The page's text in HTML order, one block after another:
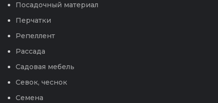
Посадочный материал
Перчатки
Репеллент
Рассада
Садовая мебель
Севок, чеснок
Семена